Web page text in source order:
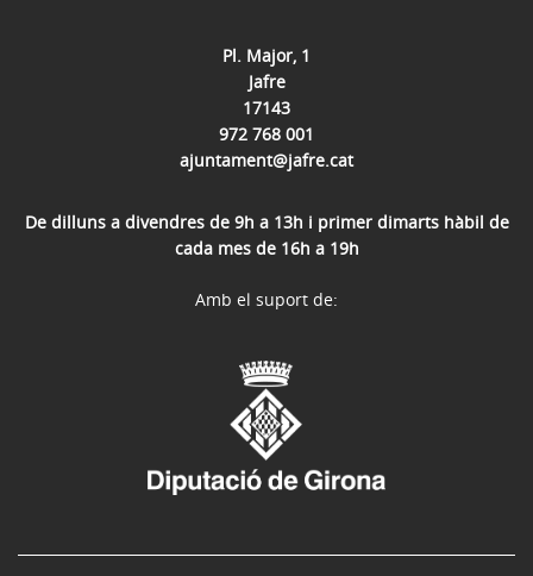
Pl. Major, 1
Jafre
17143
972 768 001
ajuntament@jafre.cat
De dilluns a divendres de 9h a 13h i primer dimarts hàbil de
cada mes de 16h a 19h
Amb el suport de: